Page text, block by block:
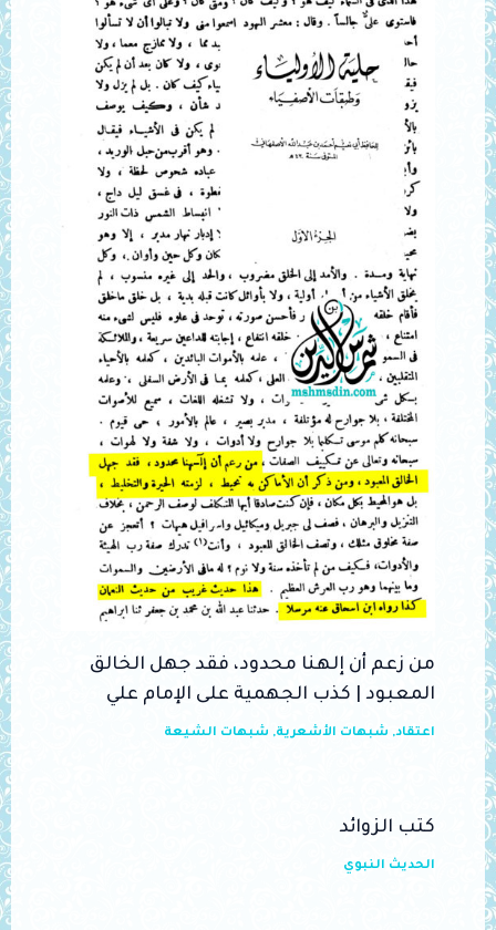
من زعم أن إلهنا محدود، فقد جهل الخالق
المعبود | كذب الجهمية على الإمام علي
اعتقاد, شبهات الأشعرية, شبهات الشيعة
كتب الزوائد
الحديث النبوي